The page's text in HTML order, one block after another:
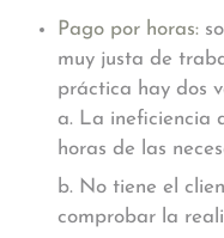
Pago por horas:
muy justa de
práctica hay dos
a. La ineficiencia del abogado, invirtiendo más
horas de las
b. No tiene el cliente control ni posibilidad de
comprobar la